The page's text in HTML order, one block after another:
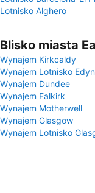
Lotnisko Alghero
Blisko miasta
Wynajem Kirkcaldy
Wynajem Lotnisko
Wynajem Dundee
Wynajem Falkirk
Wynajem Motherwell
Wynajem Glasgow
Wynajem Lotnisko